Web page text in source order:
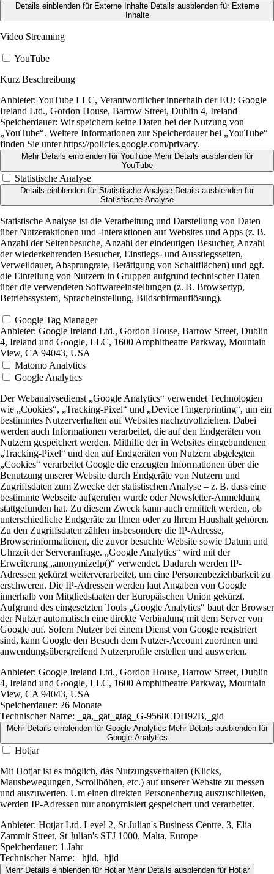
Details einblendenfür Externe Inhalte Details ausblendenfür Externe
Inhalte
Video Streaming
YouTube
Kurz Beschreibung
Anbieter: YouTube LLC, Verantwortlicher innerhalb der EU: Google
Ireland Ltd., Gordon House, Barrow Street, Dublin 4, Ireland
Speicherdauer: Wir speichern keine Daten bei der Nutzung von
„YouTube“. Weitere Informationen zur Speicherdauer bei „YouTube“
finden Sie unter https://policies.google.com/privacy.
Mehr Details einblendenfür YouTube Mehr Details ausblendenfür
YouTube
Statistische Analyse
Details einblenden für Statistische Analyse Details ausblenden für
Statistische Analyse
Statistische Analyse ist die Verarbeitung und Darstellung von Daten
über Nutzeraktionen und -interaktionen auf Websites und Apps (z. B.
Anzahl der Seitenbesuche, Anzahl der eindeutigen Besucher, Anzahl
der wiederkehrenden Besucher, Einstiegs- und Ausstiegsseiten,
Verweildauer, Absprungrate, Betätigung von Schaltflächen) und ggf.
die Einteilung von Nutzern in Gruppen aufgrund technischer Daten
über die verwendeten Softwareeinstellungen (z. B. Browsertyp,
Betriebssystem, Spracheinstellung, Bildschirmauflösung).
Google Tag Manager
Anbieter: Google Ireland Ltd., Gordon House, Barrow Street, Dublin
4, Ireland und Google, LLC, 1600 Amphitheatre Parkway, Mountain
View, CA 94043, USA
Matomo Analytics
Google Analytics
Der Webanalysedienst „Google Analytics“ verwendet Technologien
wie „Cookies“, „Tracking-Pixel“ und „Device Fingerprinting“, um ein
bestimmtes Nutzerverhalten auf Websites nachzuvollziehen. Dabei
werden auch Informationen verarbeitet, die auf den Endgeräten von
Nutzern gespeichert werden. Mithilfe der in Websites eingebundenen
„Tracking-Pixel“ und den auf Endgeräten von Nutzern abgelegten
„Cookies“ verarbeitet Google die erzeugten Informationen über die
Benutzung unserer Website durch Endgeräte von Nutzern und
Zugriffsdaten zum Zwecke der statistischen Analyse – z. B. dass eine
bestimmte Webseite aufgerufen wurde oder Newsletter-Anmeldung
stattgefunden hat. Zu diesem Zweck kann auch ermittelt werden, ob
unterschiedliche Endgeräte zu Ihnen oder zu Ihrem Haushalt gehören.
Zu den Zugriffsdaten zählen insbesondere die IP-Adresse,
Browserinformationen, die zuvor besuchte Website sowie Datum und
Uhrzeit der Serveranfrage. „Google Analytics“ wird mit der
Erweiterung „anonymizeIp()“ verwendet. Dadurch werden IP-
Adressen gekürzt weiterverarbeitet, um eine Personenbeziehbarkeit zu
erschweren. Die IP-Adressen werden laut Angaben von Google
innerhalb von Mitgliedstaaten der Europäischen Union gekürzt.
Aufgrund des eingesetzten Tools „Google Analytics“ baut der Browser
der Nutzer automatisch eine direkte Verbindung mit dem Server von
Google auf. Sofern Nutzer bei einem Dienst von Google registriert
sind, kann Google den Besuch dem Nutzer-Account zuordnen und
anwendungsübergreifend Nutzerprofile erstellen und auswerten.
Anbieter: Google Ireland Ltd., Gordon House, Barrow Street, Dublin
4, Ireland und Google, LLC, 1600 Amphitheatre Parkway, Mountain
View, CA 94043, USA
Speicherdauer: 26 Monate
Technischer Name: _ga,_gat_gtag_G-9568CDH92B,_gid
Mehr Details einblendenfür Google Analytics Mehr Details ausblendenfür
Google Analytics
Hotjar
Mit Hotjar ist es möglich, das Nutzungsverhalten (Klicks,
Mausbewegungen, Scrollhöhen, etc.) auf unserer Website zu messen
und auszuwerten. Um einen direkten Personenbezug auszuschließen,
werden IP-Adressen nur anonymisiert gespeichert und verarbeitet.
Anbieter: Hotjar Ltd. Level 2, St Julian's Business Centre, 3, Elia
Zammit Street, St Julian's STJ 1000, Malta, Europe
Speicherdauer: 1 Jahr
Technischer Name: _hjid,_hjid
Mehr Details einblenden für Hotjar Mehr Details ausblenden für Hotjar